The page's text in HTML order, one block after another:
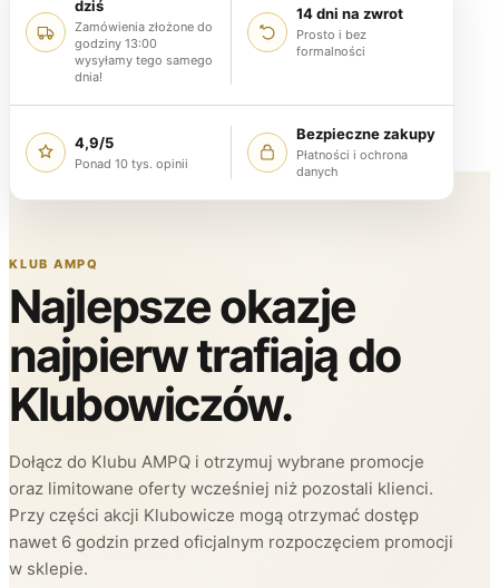
dziś
Zamówienia złożone do
godziny 13:00
wysyłamy tego samego
dnia!
14 dni na zwrot
Prosto i bez
formalności
4,9/5
Ponad 10 tys. opinii
Bezpieczne zakupy
Płatności i ochrona
danych
KLUB AMPQ
Najlepsze okazje
najpierw trafiają do
Klubowiczów.
Dołącz do Klubu AMPQ i otrzymuj wybrane promocje
oraz limitowane oferty wcześniej niż pozostali klienci.
Przy części akcji Klubowicze mogą otrzymać dostęp
nawet 6 godzin przed oficjalnym rozpoczęciem promocji
w sklepie.